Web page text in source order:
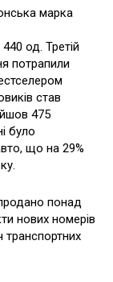
марка
од. Третій
потрапили
став
475
було
що на 29%
понад
нових номерів
транспортних